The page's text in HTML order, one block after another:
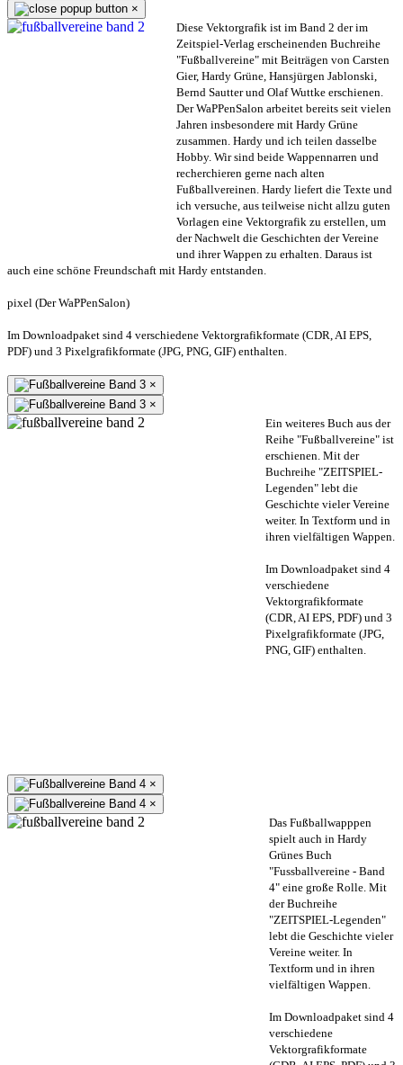
×
Diese Vektorgrafik ist im Band 2 der im
Zeitspiel-Verlag erscheinenden Buchreihe
"Fußballvereine" mit Beiträgen von Carsten
Gier, Hardy Grüne, Hansjürgen Jablonski,
Bernd Sautter und Olaf Wuttke erschienen.
Der WaPPenSalon arbeitet bereits seit vielen
Jahren insbesondere mit Hardy Grüne
zusammen. Hardy und ich teilen dasselbe
Hobby. Wir sind beide Wappennarren und
recherchieren gerne nach alten
Fußballvereinen. Hardy liefert die Texte und
ich versuche, aus teilweise nicht allzu guten
Vorlagen eine Vektorgrafik zu erstellen, um
der Nachwelt die Geschichten der Vereine
und ihrer Wappen zu erhalten. Daraus ist
auch eine schöne Freundschaft mit Hardy entstanden.
pixel (Der WaPPenSalon)
Im Downloadpaket sind 4 verschiedene Vektorgrafikformate (CDR, AI EPS,
PDF) und 3 Pixelgrafikformate (JPG, PNG, GIF) enthalten.
×
×
Ein weiteres Buch aus der
Reihe "Fußballvereine" ist
erschienen. Mit der
Buchreihe "ZEITSPIEL-
Legenden" lebt die
Geschichte vieler Vereine
weiter. In Textform und in
ihren vielfältigen Wappen.
Im Downloadpaket sind 4
verschiedene
Vektorgrafikformate
(CDR, AI EPS, PDF) und 3
Pixelgrafikformate (JPG,
PNG, GIF) enthalten.
×
×
Das Fußballwapppen
spielt auch in Hardy
Grünes Buch
"Fussballvereine - Band
4" eine große Rolle. Mit
der Buchreihe
"ZEITSPIEL-Legenden"
lebt die Geschichte vieler
Vereine weiter. In
Textform und in ihren
vielfältigen Wappen.
Im Downloadpaket sind 4
verschiedene
Vektorgrafikformate